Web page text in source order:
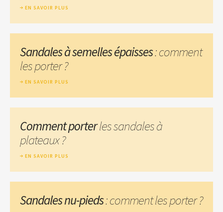
EN SAVOIR PLUS
Sandales à semelles épaisses: comment
les porter ?
EN SAVOIR PLUS
Comment porterles sandales à
plateaux ?
EN SAVOIR PLUS
Sandales nu-pieds: comment les porter ?